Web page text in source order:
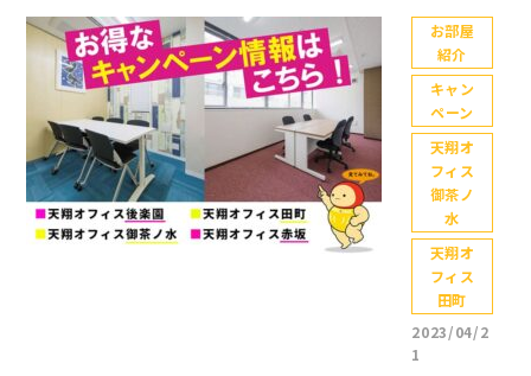
したサービ
ス 1日120分
無料で利用
できる会議
室あり！(W
EB上で要予
約) 小休憩で
利用できる
フリースペ
ースあり
※一部のオ
フィスはな
し お部屋ご
んなレンタ
ルオフィス
かをご紹介
します。天
翔ビルディ
ング株式会
社が運営す
る【天翔オ
フィス】
は、東京都
内にある格
安個室のレ
ンタルオフ
記の通りで
す。 【天翔
オフィス田
町】〒108-0
023 東京都
港区芝浦3丁
目17-11 Go
ogleマップ
も掲載！天
翔オフィス
田町の【地
図・アクセ
ス】はこち
ら JR田町駅
ィス】がど
んなレンタ
ルオフィス
かをご紹介
します。天
翔ビルディ
ング株式会
社が運営す
る【天翔オ
フィス】
は、東京都
内にある格
安個室レン
タルオフィ
す。ぜひ本
記事をご覧
いただき、
【天翔オフ
ィス】をご
検討いただ
けますと幸
いです。 格
安個室のレ
ンタルオフ
ィス【天翔
オフィス】
とは？ まず
は、【天翔
さい。 さ
て、昨日か
ら新しいキ
ャンペーン
がスタート
しました✨S
NSではこれ
を書いてい
る今朝お知
らせしまし
たが、ご覧
いただけま
したでしょ
お部屋
紹介
キャン
ペーン
天翔オ
フィス
御茶ノ
水
天翔オ
フィス
田町
2023/04/2
1